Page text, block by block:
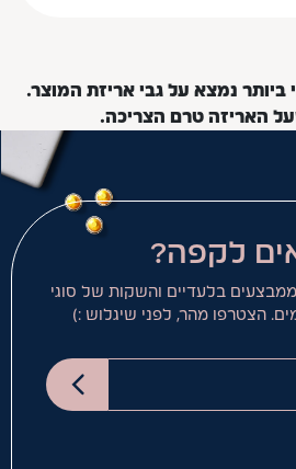
ביותר נמצא על גבי אריזת המוצר.
האריזה טרם הצריכה.
לקפה?
בלעדיים והשקות של סוגי
הצטרפו מהר, לפני שיגלוש :)
המייל שלך